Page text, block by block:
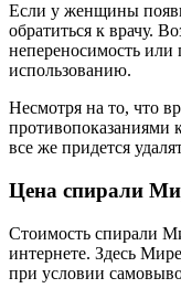
Если у женщины
обратиться к врачу.
непереносимость или
использованию.
Несмотря на то, что
противопоказаниями
все же придется
Цена спирали
Стоимость спирали
интернете. Здесь
при условии